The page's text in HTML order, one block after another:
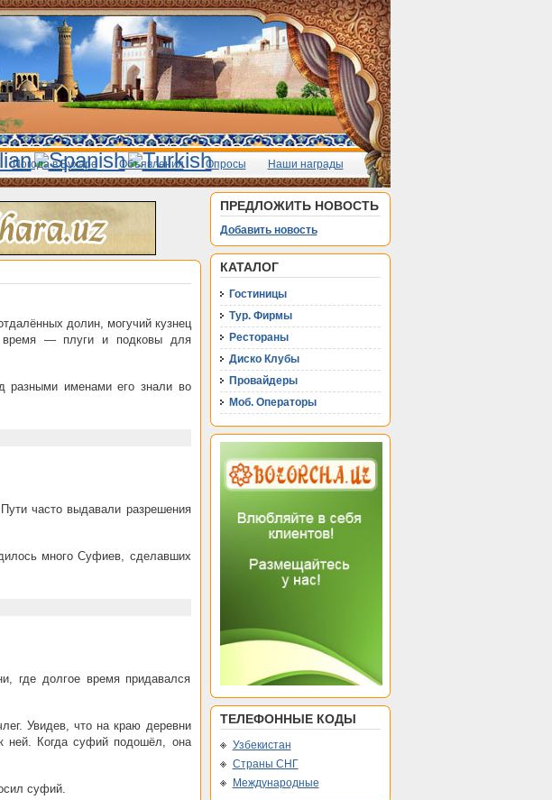
Погода в Бухаре Объявления Опросы Наши награды
долин, могучий кузнец
время — плуги и подковы для
именами его знали во
часто выдавали разрешения
много Суфиев, сделавших
где долгое время придавался
Увидев, что на краю деревни
ней. Когда суфий подошёл, она
суфий.
ПРЕДЛОЖИТЬ НОВОСТЬ
Добавить новость
КАТАЛОГ
Гостиницы
Тур. Фирмы
Рестораны
Диско Клубы
Провайдеры
Моб. Операторы
ТЕЛЕФОННЫЕ КОДЫ
Узбекистан
Страны СНГ
Международные